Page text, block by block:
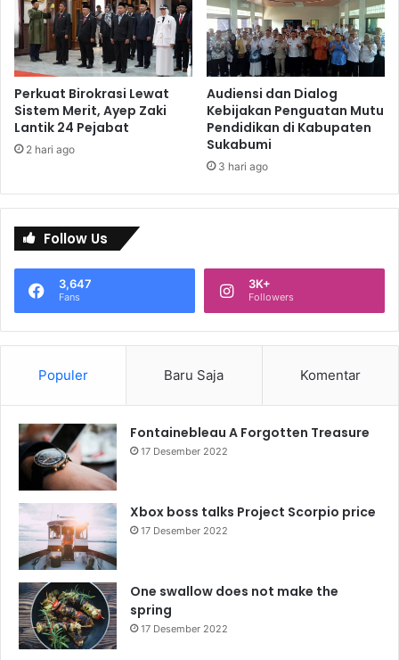
Perkuat Birokrasi Lewat
Sistem Merit, Ayep Zaki
Lantik 24 Pejabat
2 hari ago
Audiensi dan Dialog
Kebijakan Penguatan Mutu
Pendidikan di Kabupaten
Sukabumi
3 hari ago
Follow Us
3,647
Fans
3K+
Followers
Populer Baru Saja Komentar
Fontainebleau A Forgotten Treasure
17 Desember 2022
Xbox boss talks Project Scorpio price
17 Desember 2022
One swallow does not make the
spring
17 Desember 2022